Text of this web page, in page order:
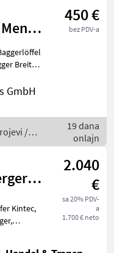
450 €
bez PDV-a
Breite
GmbH
/
19 dana
onlajn
2.040
€
sa 20% PDV-
a
1.700 € neto
Kintec,